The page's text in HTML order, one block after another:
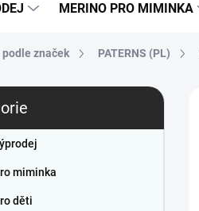
MERINO PRO MIMINKA
značek PATERNS (PL)
miminka
děti